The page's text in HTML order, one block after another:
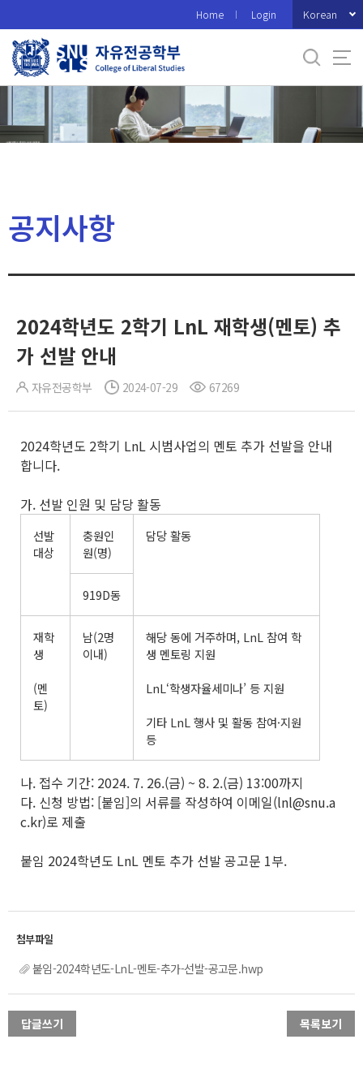
로
메
Home Login Korean
공지사항
2024학년도 2학기 LnL 재학생(멘토) 추
가 선발 안내
자유전공학부 2024-07-29 67269
2024학년도 2학기 LnL 시범사업의 멘토 추가 선발을 안내
합니다.
가. 선발 인원 및 담당 활동
선발
대상
충원인
원(명)
담당 활동
919D동
재학
생
(멘
토)
남(2명
이내)
해당 동에 거주하며, LnL 참여 학
생 멘토링 지원
LnL‘학생자율세미나’ 등 지원
기타 LnL 행사 및 활동 참여·지원
등
나. 접수 기간: 2024. 7. 26.(금) ~ 8. 2.(금) 13:00까지
다. 신청 방법: [붙임]의 서류를 작성하여 이메일(lnl@snu.a
c.kr)로 제출
붙임 2024학년도 LnL 멘토 추가 선발 공고문 1부.
붙임-2024학년도-LnL-멘토-추가-선발-공고문.hwp
답글쓰기 목록보기